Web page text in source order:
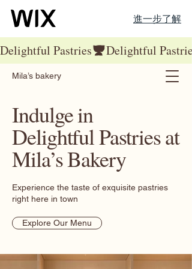
進一步了解